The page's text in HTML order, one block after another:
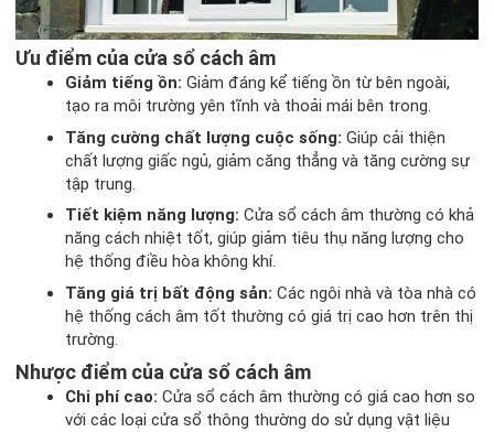
Ưu điểm của cửa sổ cách âm
Giảm tiếng ồn: Giảm đáng kể tiếng ồn từ bên ngoài,
tạo ra môi trường yên tĩnh và thoải mái bên trong.
Tăng cường chất lượng cuộc sống: Giúp cải thiện
chất lượng giấc ngủ, giảm căng thẳng và tăng cường sự
tập trung.
Tiết kiệm năng lượng: Cửa sổ cách âm thường có khả
năng cách nhiệt tốt, giúp giảm tiêu thụ năng lượng cho
hệ thống điều hòa không khí.
Tăng giá trị bất động sản: Các ngôi nhà và tòa nhà có
hệ thống cách âm tốt thường có giá trị cao hơn trên thị
trường.
Nhược điểm của cửa sổ cách âm
Chi phí cao: Cửa sổ cách âm thường có giá cao hơn so
với các loại cửa sổ thông thường do sử dụng vật liệu